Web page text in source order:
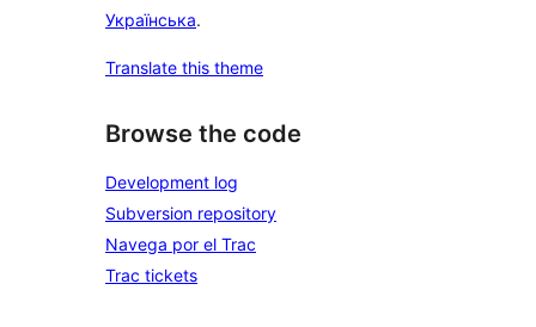
Українська.
Translate this theme
Browse the code
Development log
Subversion repository
Navega por el Trac
Trac tickets